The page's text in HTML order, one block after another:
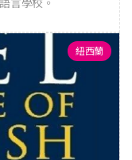
紐西蘭